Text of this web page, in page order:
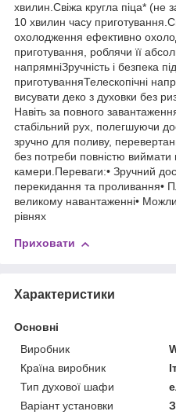
хвилин.Свіжа кругла піца* (не
10 хвилин часу
охолодження ефективно
приготування, роблячи її
напрямніЗручність і безпека
приготуванняТелескопічні
висувати деко з духовки без
Навіть за повного
стабільний рух, полегшуючи
зручно для поливу,
без потреби повністю виймати
камери.Переваги:• Зручний
перекидання та проливання•
великому навантаженні•
рівнях
Приховати
Характеристики
Основні
Виробник
Країна виробник
Тип духової шафи
Варіант установки